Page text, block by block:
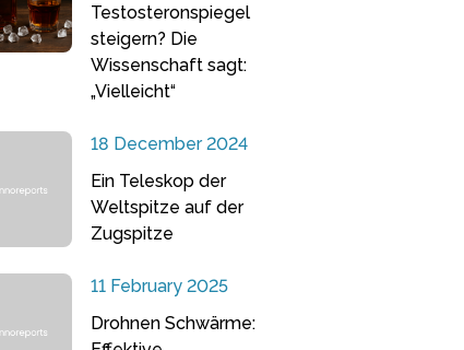
Testosteronspiegel
steigern? Die
Wissenschaft sagt:
„Vielleicht“
18 December 2024
Ein Teleskop der
Weltspitze auf der
Zugspitze
11 February 2025
Drohnen Schwärme: